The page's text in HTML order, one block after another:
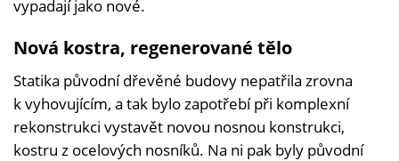
vypadají jako nové.
Nová kostra, regenerované tělo
Statika původní dřevěné budovy nepatřila zrovna
k vyhovujícím, a tak bylo zapotřebí při komplexní
rekonstrukci vystavět novou nosnou konstrukci,
kostru z ocelových nosníků. Na ni pak byly původní